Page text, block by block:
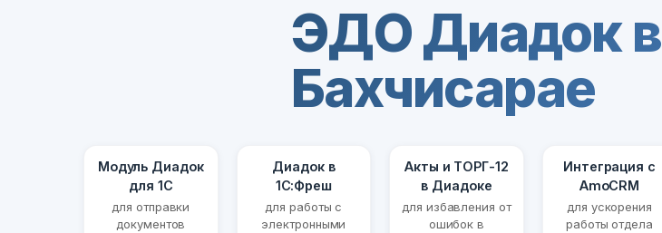
ЭДО Диадок в
Бахчисарае
Модуль Диадок
для 1С
для отправки
документов
Диадок в
1С:Фреш
для работы с
электронными
Акты и ТОРГ-12
в Диадоке
для избавления от
ошибок в
Интеграция с
AmoCRM
для ускорения
работы отдела